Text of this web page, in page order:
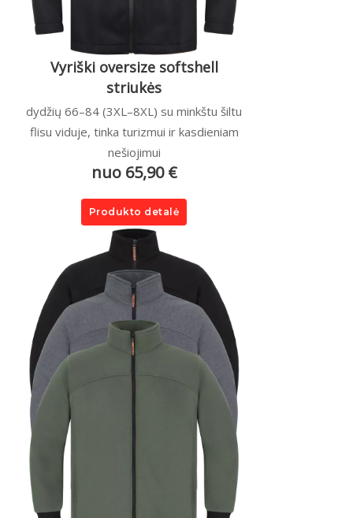
Vyriški oversize softshell
striukės
dydžių 66–84 (3XL–8XL) su minkštu šiltu
flisu viduje, tinka turizmui ir kasdieniam
nešiojimui
nuo 65,90 €
Produkto detalė